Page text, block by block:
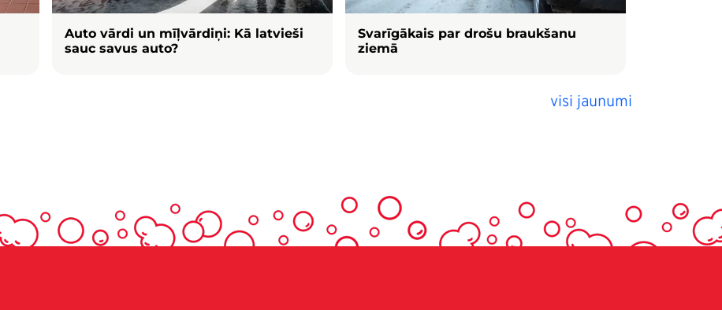
Auto vārdi un mīļvārdiņi: Kā latvieši
sauc savus auto?
Svarīgākais par drošu braukšanu
ziemā
visi jaunumi